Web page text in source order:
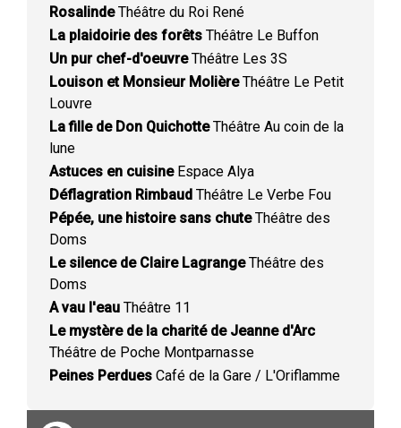
RosalindeThéâtre du Roi René
La plaidoirie des forêts Théâtre Le Buffon
Un pur chef-d'oeuvreThéâtre Les 3S
Louison et Monsieur MolièreThéâtre Le Petit
Louvre
La fille de Don QuichotteThéâtre Au coin de la
lune
Astuces en cuisineEspace Alya
Déflagration Rimbaud Théâtre Le Verbe Fou
Pépée, une histoire sans chuteThéâtre des
Doms
Le silence de Claire LagrangeThéâtre des
Doms
A vau l'eau Théâtre 11
Le mystère de la charité de Jeanne d'Arc
Théâtre de Poche Montparnasse
Peines Perdues Café de la Gare / L'Oriflamme